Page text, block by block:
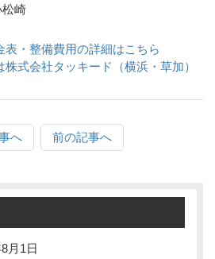
崎
表・整備費用の詳細はこちら
式会社タッキード（横浜・草加）
へ 前の記事へ
月1日